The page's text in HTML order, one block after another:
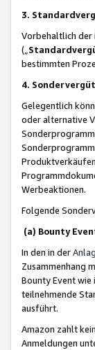
3.
Vorbehaltlich der
(„
bestimmten
4.
Gelegentlich
oder alternative
Werbeaktionen.
Folgende
(a) Bounty
In den in der
Zusammenhang
Bounty Event wie
teilnehmende
ausführt.
Amazon zahlt
Anmeldungen